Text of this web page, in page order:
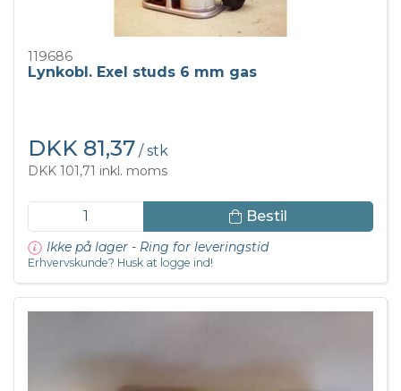
119686
Lynkobl. Exel studs 6 mm gas
DKK 81,37 / stk
DKK 101,71 inkl. moms
Bestil
Ikke på lager - Ring for leveringstid
Erhvervskunde? Husk at logge ind!